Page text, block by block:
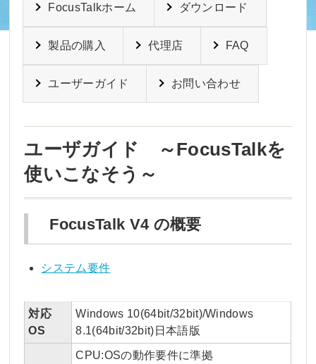
FocusTalkホーム ダウンロード
製品の購入 代理店 FAQ
ユーザーガイド お問い合わせ
ユーザガイド ～FocusTalkを
使いこなそう～
FocusTalk V4 の概要
システム要件
対応
OS
Windows 10(64bit/32bit)/Windows
8.1(64bit/32bit)日本語版
CPU:OSの動作要件に準拠